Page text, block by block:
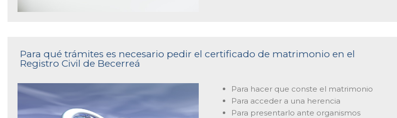
Para qué trámites es necesario pedir el certificado de matrimonio en el
Registro Civil de Becerreá
Para hacer que conste el matrimonio
Para acceder a una herencia
Para presentarlo ante organismos